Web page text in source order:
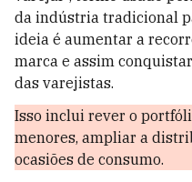
da indústria tradicional
ideia é aumentar a
marca e assim
das varejistas.
Isso inclui rever o
menores, ampliar a
ocasiões de consumo.